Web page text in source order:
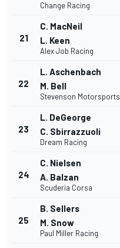
Change Racing
21
C. MacNeil
L. Keen
Alex Job Racing
22
L. Aschenbach
M. Bell
Stevenson Motorsports
23
L. DeGeorge
C. Sbirrazzuoli
Dream Racing
24
C. Nielsen
A. Balzan
Scuderia Corsa
25
B. Sellers
M. Snow
Paul Miller Racing